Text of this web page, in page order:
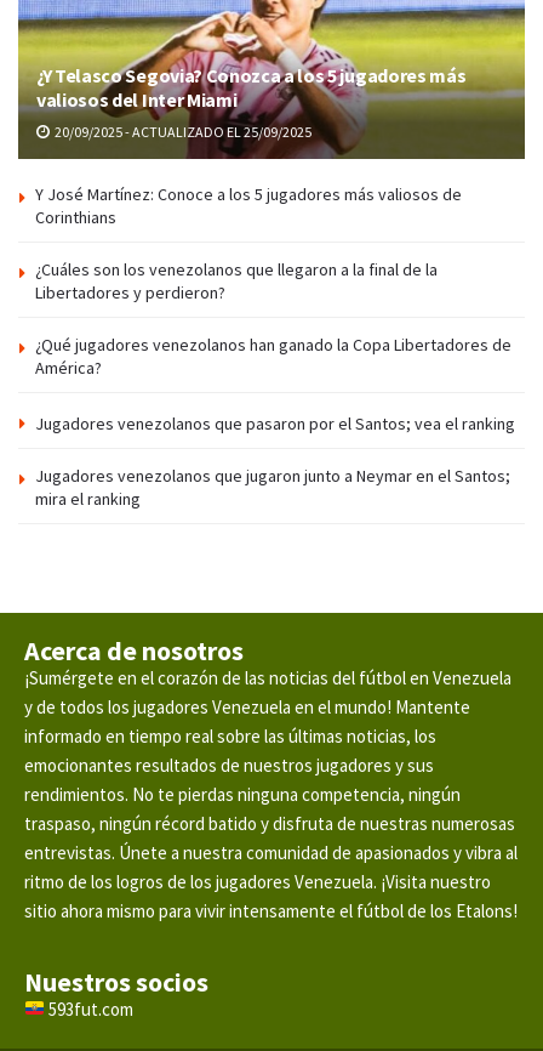
¿Y Telasco Segovia? Conozca a los 5 jugadores más
valiosos del Inter Miami
20/09/2025 - ACTUALIZADO EL 25/09/2025
Y José Martínez: Conoce a los 5 jugadores más valiosos de
Corinthians
¿Cuáles son los venezolanos que llegaron a la final de la
Libertadores y perdieron?
¿Qué jugadores venezolanos han ganado la Copa Libertadores de
América?
Jugadores venezolanos que pasaron por el Santos; vea el ranking
Jugadores venezolanos que jugaron junto a Neymar en el Santos;
mira el ranking
Acerca de nosotros
¡Sumérgete en el corazón de las noticias del fútbol en Venezuela
y de todos los jugadores Venezuela en el mundo! Mantente
informado en tiempo real sobre las últimas noticias, los
emocionantes resultados de nuestros jugadores y sus
rendimientos. No te pierdas ninguna competencia, ningún
traspaso, ningún récord batido y disfruta de nuestras numerosas
entrevistas. Únete a nuestra comunidad de apasionados y vibra al
ritmo de los logros de los jugadores Venezuela. ¡Visita nuestro
sitio ahora mismo para vivir intensamente el fútbol de los Etalons!
Nuestros socios
593fut.com